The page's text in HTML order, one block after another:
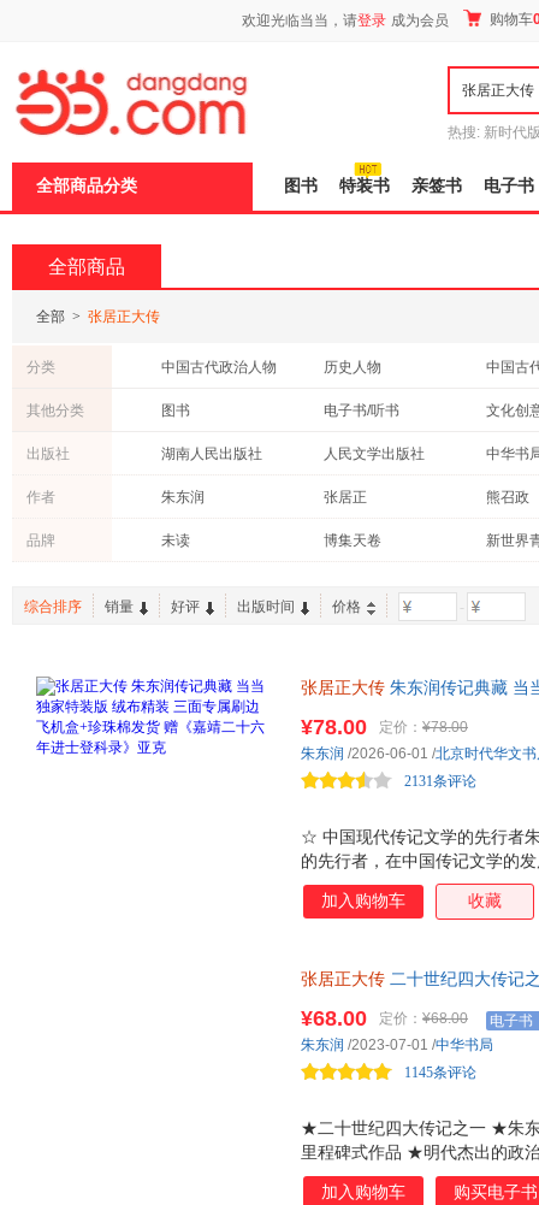
欢迎光临当当，请登录 成为会员 购物车
热搜: 新时代
全部商品分类 图书 特装书 亲签书 电子书
全部商品
全部 > 张居正大传
分类 中国古代政治人物 历史人物 中国古
其他分类 图书 电子书/听书 文化创
出版社 湖南人民出版社 人民文学出版社
中华书
北京时代华文书局
浙江文
中国文
青海民族出版社
浙江大学出版社
天津古
天津人民出版社
中国工人出版社
人民日
贵州人民出版社
湖南文艺出版社
中国书籍出版社
上海辞书出版社
远方出
广东人民出版社
中国民主法制出版社
中国社
上海书店出版社
长江出版社
作者 朱东润 张居正
熊召政
林乾
梁启超
林语堂
乔纳森·斯威夫特
樊树志
王磊
王阳明
王旭烽
王守仁
郦波
勒内·格鲁塞
品牌 未读 博集天卷
新世界
综合排序
销量 好评 出版时间 价格 -
张居正大传 朱东润传记典藏 当
一 中国现代传记文学开山之作
第一首辅欲为王朝逆天改命的
藏
☆ 中国现代传记文学的先行者
的先行者，在中国传记文学的
中国 现代 传记文学的开山之作
秋笔法的阶段，朱东润先生引
原一个真实的张居正 张居正作
无愧 文忠 ，当彪炳史册。撰写
从张居正文集《张文忠公全集
¥78.00 定价： ¥78.00
2131条评论
朱东润 /2026-06-01 /北京时代华文
加入购物车 收藏
张居正大传 二十世纪四大传记
★二十世纪四大传记之一 ★朱
里程碑式作品 ★明代杰出的政
人生 ★全新校订，改正讹误，
¥68.00 定价： ¥68.00 电子书
1145条评论
朱东润 /2023-07-01 /中华书局
加入购物车 购买电子书
页
加